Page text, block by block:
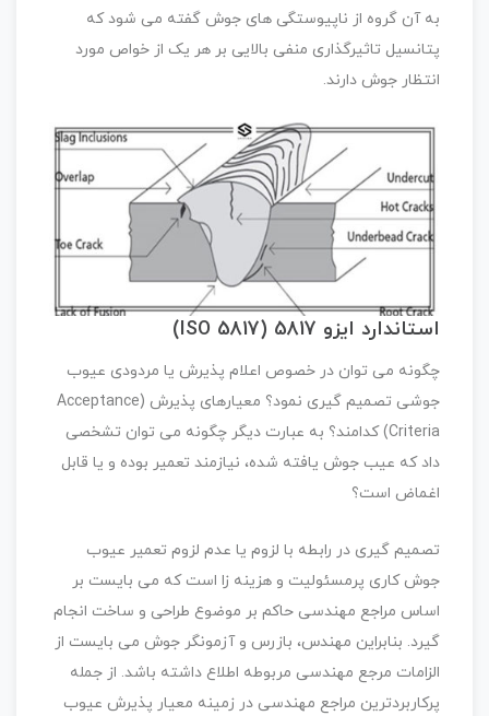
به آن گروه از ناپیوستگی های جوش گفته می شود که
پتانسیل تاثیرگذاری منفی بالایی بر هر یک از خواص مورد
انتظار جوش دارند.
استاندارد ایزو 5817 (ISO 5817)
چگونه می توان در خصوص اعلام پذیرش یا مردودی عیوب
جوشی تصمیم گیری نمود؟ معیارهای پذیرش (Acceptance
Criteria) کدامند؟ به عبارت دیگر چگونه می توان تشخصی
داد که عیب جوش یافته شده، نیازمند تعمیر بوده و یا قابل
اغماض است؟
تصمیم گیری در رابطه با لزوم یا عدم لزوم تعمیر عیوب
جوش کاری پرمسئولیت و هزینه زا است که می بایست بر
اساس مراجع مهندسی حاکم بر موضوع طراحی و ساخت انجام
گیرد. بنابراین مهندس، بازرس و آزمونگر جوش می بایست از
الزامات مرجع مهندسی مربوطه اطلاع داشته باشد. از جمله
پرکاربردترین مراجع مهندسی در زمینه معیار پذیرش عیوب